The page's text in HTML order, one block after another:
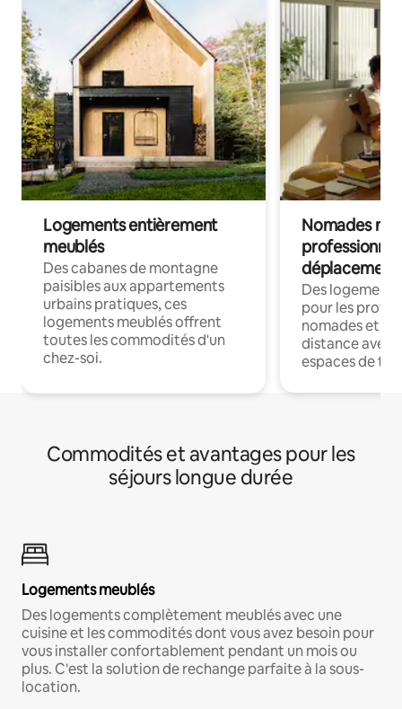
Logements entièrement
meublés
Des cabanes de montagne
paisibles aux appartements
urbains pratiques, ces
logements meublés offrent
toutes les commodités d'un
chez-soi.
Nomades
déplacement
Des
pour les
nomades et
distance avec
espaces de
Commodités et avantages pour les
séjours longue durée
Logements meublés
Des logements complètement meublés avec une
cuisine et les commodités dont vous avez besoin pour
vous installer confortablement pendant un mois ou
plus. C'est la solution de rechange parfaite à la sous-
location.